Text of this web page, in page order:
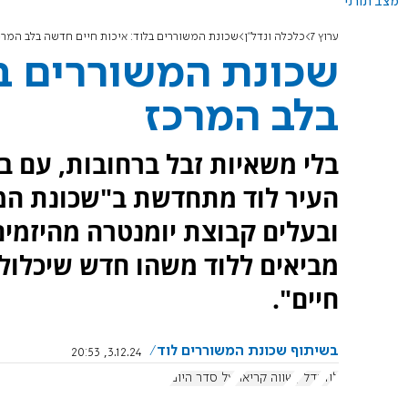
ערוץ 7 כלכלה ונדל"ן שכונת המשוררים בלוד: איכות חיים חדשה בלב
שכונת המשוררים
בלב המרכז
בלי משאיות זבל ברחובות, עם
העיר לוד מתחדשת ב"שכונת
ובעלים קבוצת יומנטרה
מביאים ללוד משהו חדש
חיים".
בשיתוף שכונת המשוררים לוד
3.12.24, 20:53
לוד נדל"ן שווה קריאה על סדר היום